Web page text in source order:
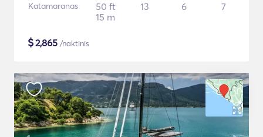
Katamaranas
50 ft
15 m
13 6 7
$2,865 /naktinis